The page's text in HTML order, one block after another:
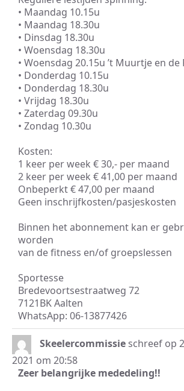
• Maandag 10.15u
• Maandag 18.30u
• Dinsdag 18.30u
• Woensdag 18.30u
• Woensdag 20.15u ’t Muurtje en de
• Donderdag 10.15u
• Donderdag 18.30u
• Vrijdag 18.30u
• Zaterdag 09.30u
• Zondag 10.30u
Kosten:
1 keer per week € 30,- per maand
2 keer per week € 41,00 per maand
Onbeperkt € 47,00 per maand
Geen inschrijfkosten/pasjeskosten
Binnen het abonnement kan er
worden
van de fitness en/of groepslessen
Sportesse
Bredevoortsestraatweg 72
7121BK Aalten
WhatsApp: 06-13877426
Skeelercommissie schreef op
2021 om 20:58
Zeer belangrijke mededeling!!